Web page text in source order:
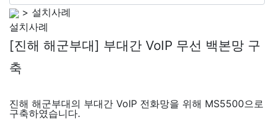
> 설치사례
설치사례
[진해 해군부대] 부대간 VoIP 무선 백본망 구
축
진해 해군부대의 부대간 VoIP 전화망을 위해 MS5500으로
구축하였습니다.